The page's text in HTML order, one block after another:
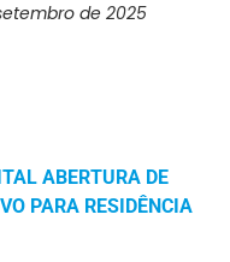
de 2025
ABERTURA DE
PARA RESIDÊNCIA